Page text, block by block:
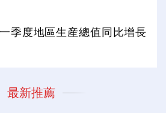
季度地區生産總值同比增長
最新推薦